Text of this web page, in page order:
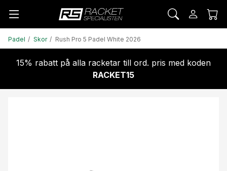
Padel Skor Rush Pro 5 Padel White 2026
15% rabatt på alla racketar till ord. pris med koden
RACKET15